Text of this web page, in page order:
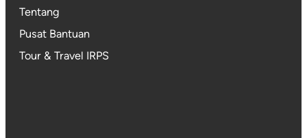
Tentang
Pusat Bantuan
Tour & Travel IRPS